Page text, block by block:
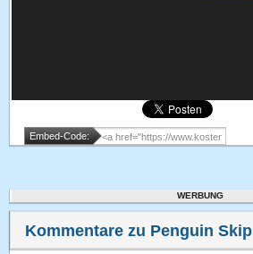
Embed-Code:
WERBUNG
Kommentare zu Penguin Skip